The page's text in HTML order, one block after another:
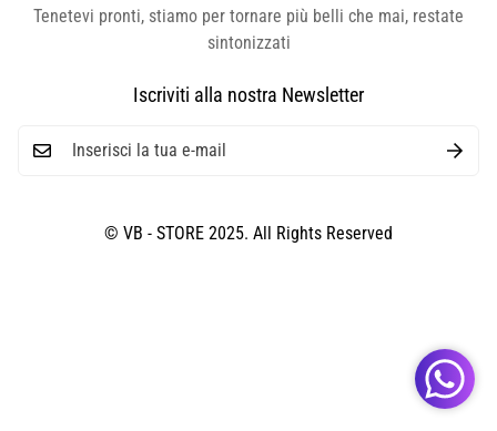
Tenetevi pronti, stiamo per tornare più belli che mai, restate
sintonizzati
Iscriviti alla nostra Newsletter
© VB - STORE 2025. All Rights Reserved